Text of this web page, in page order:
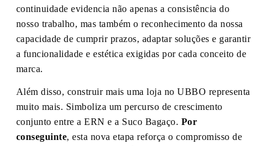
continuidade evidencia não apenas a consistência do
nosso trabalho, mas também o reconhecimento da nossa
capacidade de cumprir prazos, adaptar soluções e garantir
a funcionalidade e estética exigidas por cada conceito de
marca.
Além disso, construir mais uma loja no UBBO representa
muito mais. Simboliza um percurso de crescimento
conjunto entre a ERN e a Suco Bagaço. Por
conseguinte, esta nova etapa reforça o compromisso de